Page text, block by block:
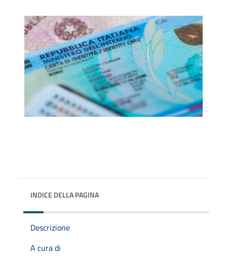
INDICE DELLA PAGINA
Descrizione
A cura di